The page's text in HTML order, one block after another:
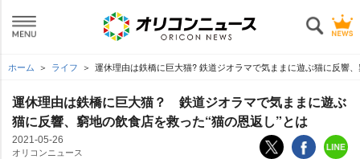
ホーム ライフ 運休理由は鉄橋に巨大猫? 鉄道ジオラマで気ままに遊ぶ猫に反響
運休理由は鉄橋に巨大猫？ 鉄道ジオラマで気ままに遊ぶ
猫に反響、窮地の飲食店を救った“猫の恩返し”とは
2021-05-26
オリコンニュース